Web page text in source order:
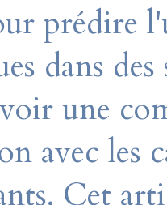
prédire
dans
une
avec les
Cet